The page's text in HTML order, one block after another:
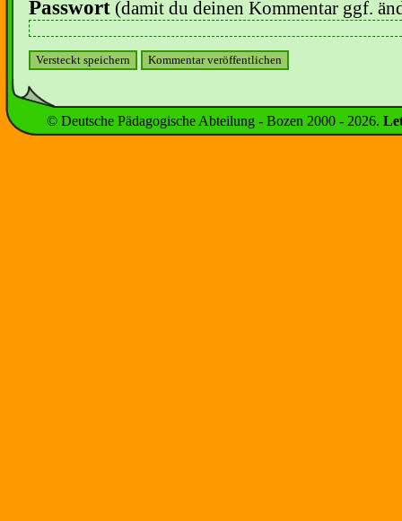
Passwort (damit du deinen Kommentar ggf.
© Deutsche Pädagogische Abteilung - Bozen 2000 - 2026.